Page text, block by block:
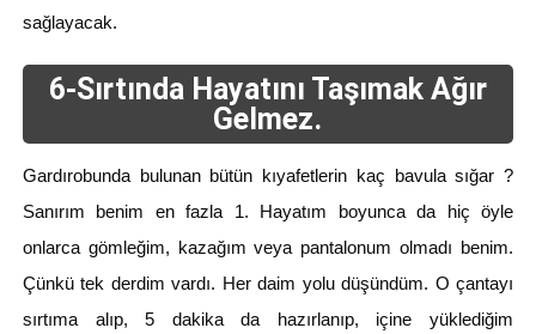
sağlayacak.
6-Sırtında Hayatını Taşımak Ağır
Gelmez.
Gardırobunda bulunan bütün kıyafetlerin kaç bavula sığar ?
Sanırım benim en fazla 1. Hayatım boyunca da hiç öyle
onlarca gömleğim, kazağım veya pantalonum olmadı benim.
Çünkü tek derdim vardı. Her daim yolu düşündüm. O çantayı
sırtıma alıp, 5 dakika da hazırlanıp, içine yüklediğim